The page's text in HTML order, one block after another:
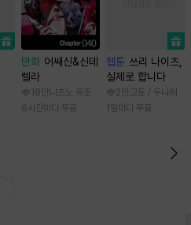
만화 어쌔신&신데
렐라
18만 나츠노 유조
6시간마다 무료
웹툰 쓰리 나이츠,
실제로 합니다
2만 고토 / 두나래
1일마다 무료